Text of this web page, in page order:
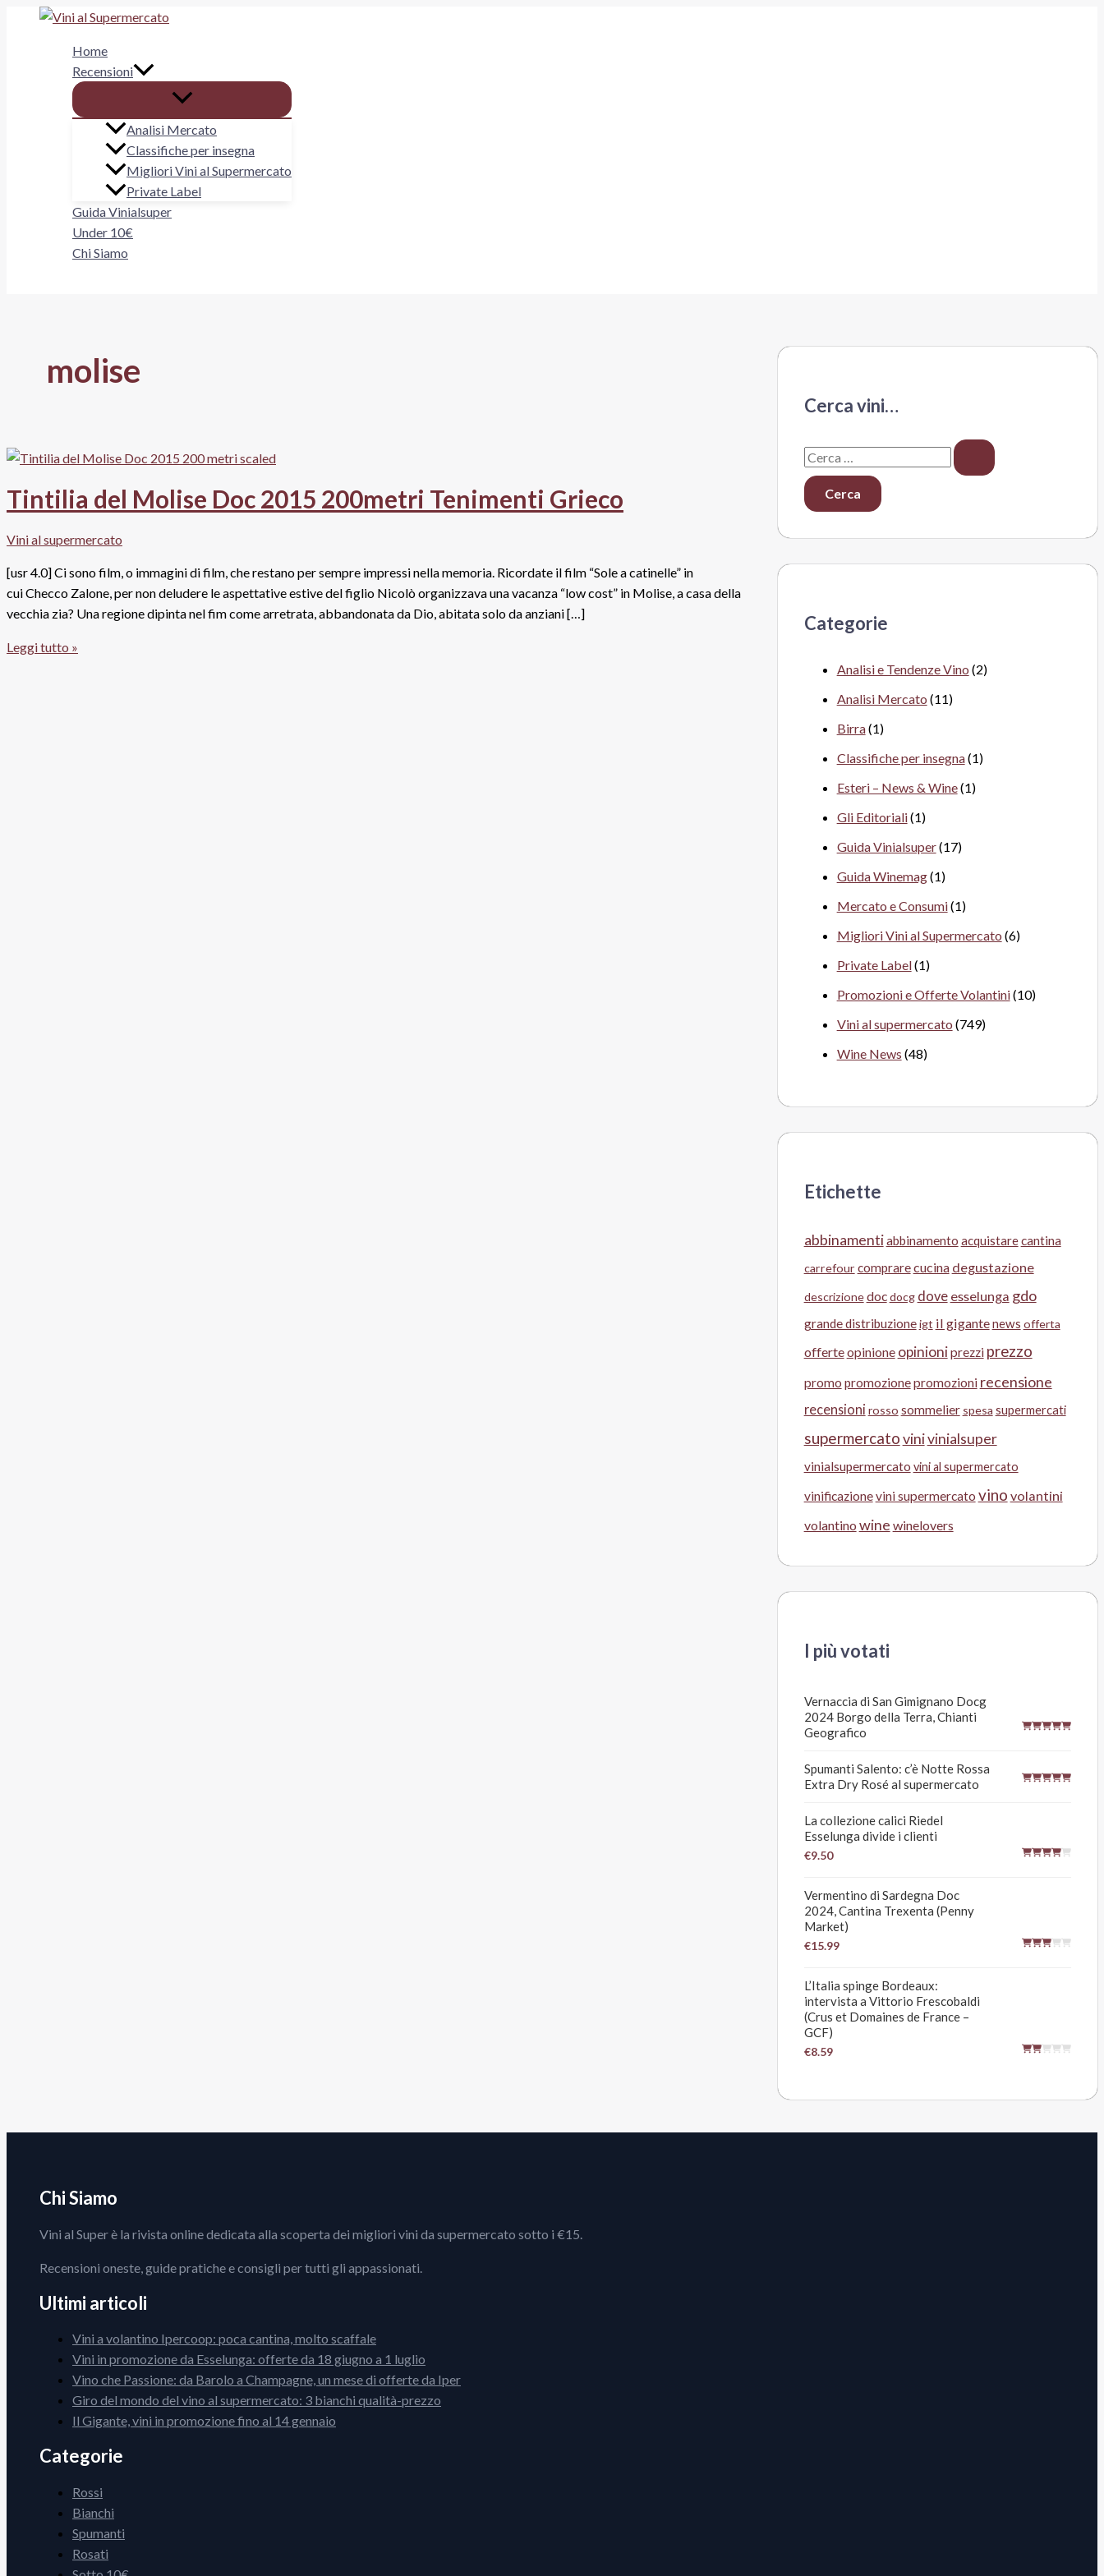
Home
Recensioni
Analisi Mercato
Classifiche per insegna
Migliori Vini al Supermercato
Private Label
Guida Vinialsuper
Under 10€
Chi Siamo
molise
Tintilia del Molise Doc 2015 200metri Tenimenti Grieco
Vini al supermercato
[usr 4.0] Ci sono film, o immagini di film, che restano per sempre impressi nella memoria. Ricordate il film “Sole a catinelle” in
cui Checco Zalone, per non deludere le aspettative estive del figlio Nicolò organizzava una vacanza “low cost” in Molise, a casa della
vecchia zia? Una regione dipinta nel fim come arretrata, abbandonata da Dio, abitata solo da anziani […]
Tintilia
Leggi tutto »
Cerca vini…
C
e
r
Categorie
Analisi e Tendenze Vino (2)
Analisi Mercato (11)
Birra(1)
Classifiche per insegna(1)
Esteri – News & Wine(1)
Gli Editoriali(1)
Guida Vinialsuper(17)
Guida Winemag(1)
Mercato e Consumi(1)
Migliori Vini al Supermercato (6)
Private Label(1)
Promozioni e Offerte Volantini(10)
Vini al supermercato (749)
Wine News (48)
Etichette
abbinamentiabbinamento acquistarecantina
carrefour comprarecucina degustazione
descrizionedocdocg dove esselunga gdo
grande distribuzioneigt il gigantenews offerta
offerteopinione opinioniprezzi prezzo
promo promozionepromozioni recensione
recensioni rosso sommelier spesa supermercati
supermercatovinivinialsuper
vinialsupermercato vini al supermercato
vinificazionevini supermercato vino volantini
volantino wine winelovers
I più votati
Vernaccia di San Gimignano Docg
2024 Borgo della Terra, Chianti
Geografico
Spumanti Salento: c’è Notte Rossa
Extra Dry Rosé al supermercato
La collezione calici Riedel
Esselunga divide i clienti
€9.50
Vermentino di Sardegna Doc
2024, Cantina Trexenta (Penny
Market)
€15.99
L’Italia spinge Bordeaux:
intervista a Vittorio Frescobaldi
(Crus et Domaines de France –
GCF)
€8.59
Chi Siamo
Vini al Super è la rivista online dedicata alla scoperta dei migliori vini da supermercato sotto i €15.
Recensioni oneste, guide pratiche e consigli per tutti gli appassionati.
Ultimi articoli
Vini a volantino Ipercoop: poca cantina, molto scaffale
Vini in promozione da Esselunga: offerte da 18 giugno a 1 luglio
Vino che Passione: da Barolo a Champagne, un mese di offerte da Iper
Giro del mondo del vino al supermercato: 3 bianchi qualità-prezzo
Il Gigante, vini in promozione fino al 14 gennaio
Categorie
Rossi
Bianchi
Spumanti
Rosati